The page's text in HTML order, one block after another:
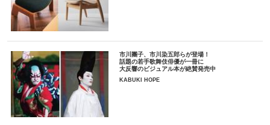
市川團子、市川染五郎らが登場！
話題の若手歌舞伎俳優が一冊に
大反響のビジュアル本が絶賛発売中
KABUKI HOPE